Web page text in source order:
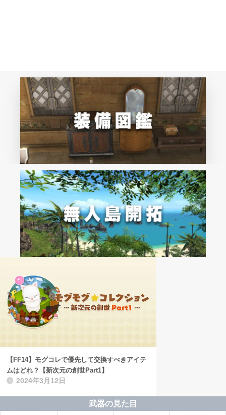
【FF14】モグコレで優先して交換すべきアイテ
ムはどれ？【新次元の創世Part1】
2024年3月12日
武器の見た目